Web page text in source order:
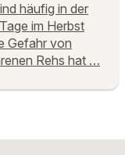
häufig in der
im Herbst
Gefahr von
Rehs hat …